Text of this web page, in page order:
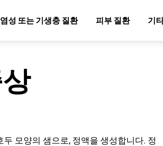
성 또는 기생충 질환 피부 질환 기
모양의 샘으로, 정액을 생성합니다. 정